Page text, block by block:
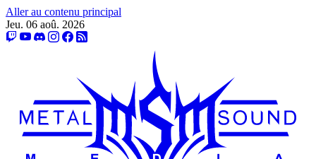
Aller au contenu principal
Jeu. 06 aoû. 2026